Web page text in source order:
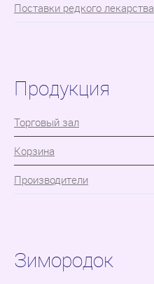
Поставки редкого лекарства
Продукция
Торговый зал
Корзина
Производители
Зимородок